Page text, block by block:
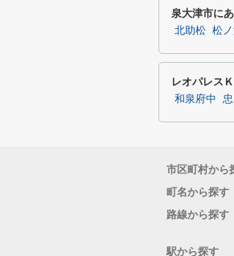
泉大津市に
北助松 松
レオパレス
和泉府中
市区町村から
町名から探す
路線から探す
駅から探す